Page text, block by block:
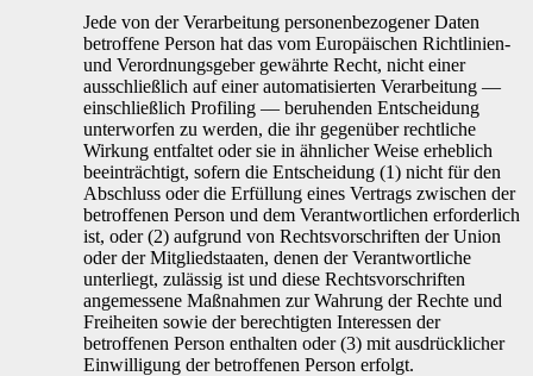
Jede von der Verarbeitung personenbezogener Daten
betroffene Person hat das vom Europäischen Richtlinien-
und Verordnungsgeber gewährte Recht, nicht einer
ausschließlich auf einer automatisierten Verarbeitung —
einschließlich Profiling — beruhenden Entscheidung
unterworfen zu werden, die ihr gegenüber rechtliche
Wirkung entfaltet oder sie in ähnlicher Weise erheblich
beeinträchtigt, sofern die Entscheidung (1) nicht für den
Abschluss oder die Erfüllung eines Vertrags zwischen der
betroffenen Person und dem Verantwortlichen erforderlich
ist, oder (2) aufgrund von Rechtsvorschriften der Union
oder der Mitgliedstaaten, denen der Verantwortliche
unterliegt, zulässig ist und diese Rechtsvorschriften
angemessene Maßnahmen zur Wahrung der Rechte und
Freiheiten sowie der berechtigten Interessen der
betroffenen Person enthalten oder (3) mit ausdrücklicher
Einwilligung der betroffenen Person erfolgt.